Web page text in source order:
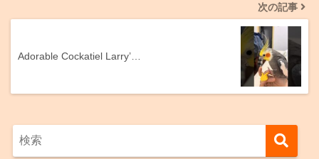
次の記事
Adorable Cockatiel Larry’…